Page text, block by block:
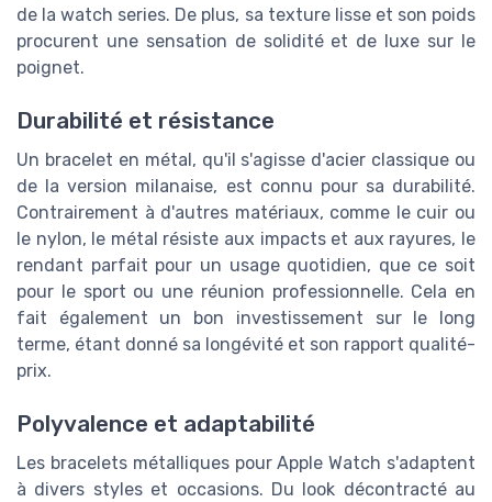
de la watch series. De plus, sa texture lisse et son poids
procurent une sensation de solidité et de luxe sur le
poignet.
Durabilité et résistance
Un bracelet en métal, qu'il s'agisse d'acier classique ou
de la version milanaise, est connu pour sa durabilité.
Contrairement à d'autres matériaux, comme le cuir ou
le nylon, le métal résiste aux impacts et aux rayures, le
rendant parfait pour un usage quotidien, que ce soit
pour le sport ou une réunion professionnelle. Cela en
fait également un bon investissement sur le long
terme, étant donné sa longévité et son rapport qualité-
prix.
Polyvalence et adaptabilité
Les bracelets métalliques pour Apple Watch s'adaptent
à divers styles et occasions. Du look décontracté au